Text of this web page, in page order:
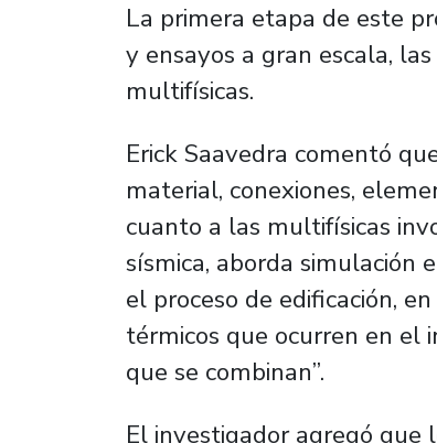
La primera etapa de este
y ensayos a gran escala,
multifísicas.
Erick Saavedra comentó
material, conexiones,
cuanto a las multifísicas
sísmica, aborda simulación
el proceso de edificación,
térmicos que ocurren en el
que se combinan”.
El investigador agregó que